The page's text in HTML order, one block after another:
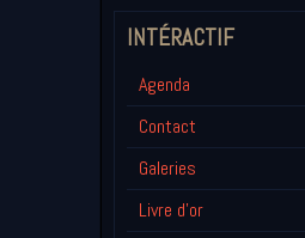
INTÉRACTIF
Agenda
Contact
Galeries
Livre d'or